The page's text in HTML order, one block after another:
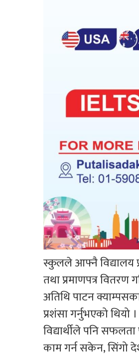
स्कुलले आफ्नै विद्यालय
तथा प्रमाणपत्र वितरण
अतिथि पाटन
प्रशंसा गर्नुभएको
विद्यार्थीले पनि
काम गर्न सकेन, सिंगो